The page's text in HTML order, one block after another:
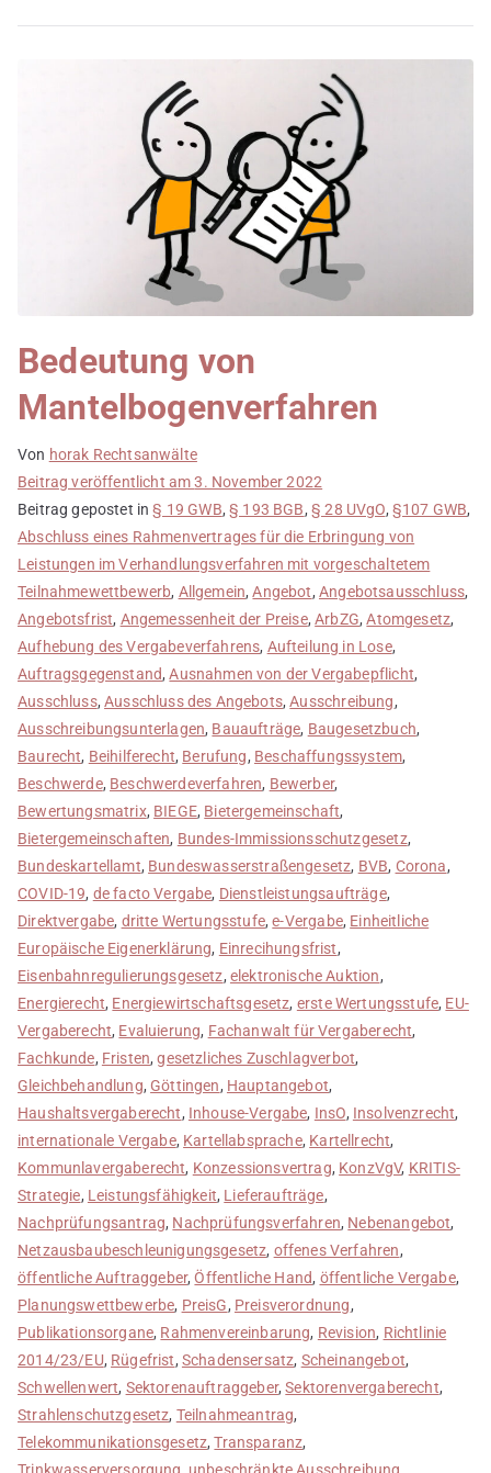
Bedeutung von
Mantelbogenverfahren
Von horak Rechtsanwälte
Beitrag veröffentlicht am3. November 2022
Beitrag gepostet in§ 19 GWB,§ 193 BGB, § 28 UVgO, §107 GWB,
Abschluss eines Rahmenvertrages für die Erbringung von
Leistungen im Verhandlungsverfahren mit vorgeschaltetem
Teilnahmewettbewerb, Allgemein,Angebot, Angebotsausschluss,
Angebotsfrist, Angemessenheit der Preise,ArbZG,Atomgesetz,
Aufhebung des Vergabeverfahrens, Aufteilung in Lose,
Auftragsgegenstand,Ausnahmen von der Vergabepflicht,
Ausschluss,Ausschluss des Angebots,Ausschreibung,
Ausschreibungsunterlagen, Bauaufträge, Baugesetzbuch,
Baurecht, Beihilferecht, Berufung, Beschaffungssystem,
Beschwerde, Beschwerdeverfahren, Bewerber,
Bewertungsmatrix, BIEGE, Bietergemeinschaft,
Bietergemeinschaften, Bundes-Immissionsschutzgesetz,
Bundeskartellamt, Bundeswasserstraßengesetz, BVB, Corona,
COVID-19, de facto Vergabe, Dienstleistungsaufträge,
Direktvergabe, dritte Wertungsstufe,e-Vergabe, Einheitliche
Europäische Eigenerklärung, Einrecihungsfrist,
Eisenbahnregulierungsgesetz, elektronische Auktion,
Energierecht, Energiewirtschaftsgesetz, erste Wertungsstufe, EU-
Vergaberecht, Evaluierung, Fachanwalt für Vergaberecht,
Fachkunde, Fristen,gesetzliches Zuschlagverbot,
Gleichbehandlung, Göttingen, Hauptangebot,
Haushaltsvergaberecht, Inhouse-Vergabe, InsO, Insolvenzrecht,
internationale Vergabe, Kartellabsprache, Kartellrecht,
Kommunlavergaberecht, Konzessionsvertrag, KonzVgV, KRITIS-
Strategie, Leistungsfähigkeit, Lieferaufträge,
Nachprüfungsantrag, Nachprüfungsverfahren, Nebenangebot,
Netzausbaubeschleunigungsgesetz, offenes Verfahren,
öffentliche Auftraggeber,Öffentliche Hand, öffentliche Vergabe,
Planungswettbewerbe, PreisG, Preisverordnung,
Publikationsorgane, Rahmenvereinbarung, Revision, Richtlinie
2014/23/EU, Rügefrist, Schadensersatz, Scheinangebot,
Schwellenwert, Sektorenauftraggeber,Sektorenvergaberecht,
Strahlenschutzgesetz, Teilnahmeantrag,
Telekommunikationsgesetz,Transparanz,
Trinkwasserversorgung unbeschränkte Ausschreibung